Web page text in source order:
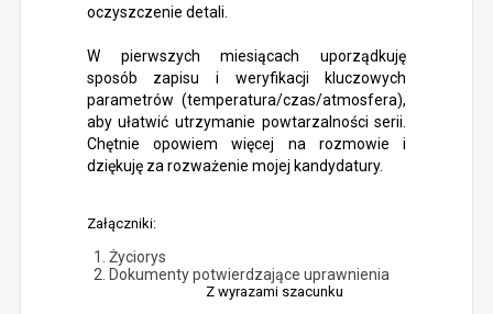
oczyszczenie detali.
W pierwszych miesiącach uporządkuję
sposób zapisu i weryfikacji kluczowych
parametrów (temperatura/czas/atmosfera),
aby ułatwić utrzymanie powtarzalności serii.
Chętnie opowiem więcej na rozmowie i
dziękuję za rozważenie mojej kandydatury.
Załączniki:
Życiorys
Dokumenty potwierdzające uprawnienia
Z wyrazami szacunku